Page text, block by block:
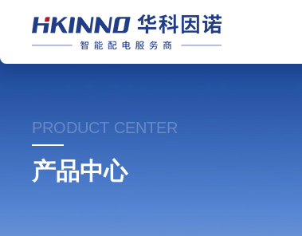
PRODUCT CENTER
产品中心